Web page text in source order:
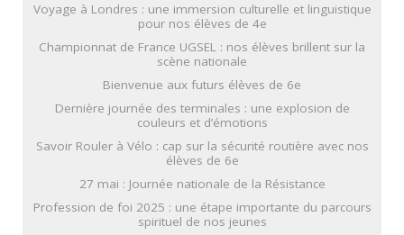
Voyage à Londres : une immersion culturelle et linguistique
pour nos élèves de 4e
Championnat de France UGSEL : nos élèves brillent sur la
scène nationale
Bienvenue aux futurs élèves de 6e
Dernière journée des terminales : une explosion de
couleurs et d’émotions
Savoir Rouler à Vélo : cap sur la sécurité routière avec nos
élèves de 6e
27 mai : Journée nationale de la Résistance
Profession de foi 2025 : une étape importante du parcours
spirituel de nos jeunes